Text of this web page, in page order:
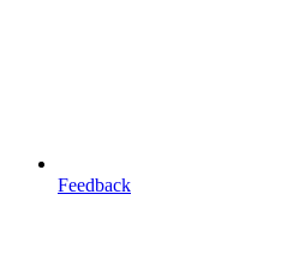
Feedback